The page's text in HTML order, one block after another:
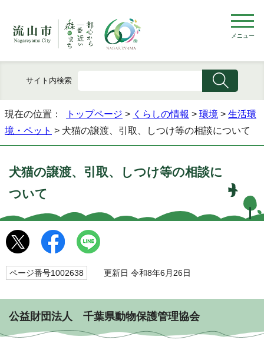
メニュー
サイト内検索
現在の位置： トップページ > くらしの情報 > 環境 > 生活環
境・ペット > 犬猫の譲渡、引取、しつけ等の相談について
犬猫の譲渡、引取、しつけ等の相談に
ついて
ページ番号1002638 更新日 令和8年6月26日
公益財団法人 千葉県動物保護管理協会